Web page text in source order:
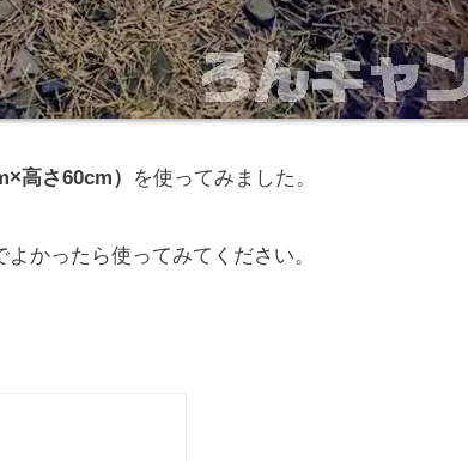
高さ60cm） を使ってみました。
よかったら使ってみてください。